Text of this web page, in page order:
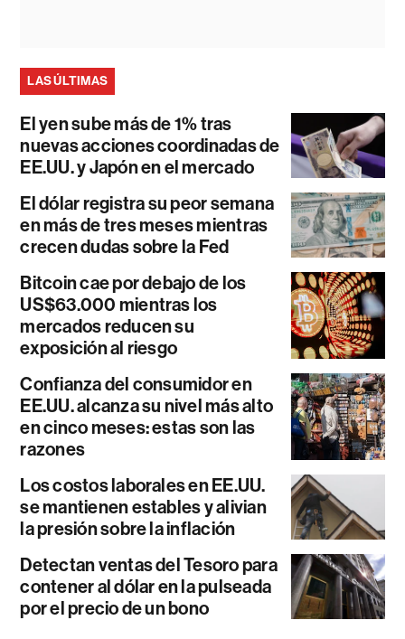
LAS ÚLTIMAS
El yen sube más de 1% tras
nuevas acciones coordinadas de
EE.UU. y Japón en el mercado
El dólar registra su peor semana
en más de tres meses mientras
crecen dudas sobre la Fed
Bitcoin cae por debajo de los
US$63.000 mientras los
mercados reducen su
exposición al riesgo
Confianza del consumidor en
EE.UU. alcanza su nivel más alto
en cinco meses: estas son las
razones
Los costos laborales en EE.UU.
se mantienen estables y alivian
la presión sobre la inflación
Detectan ventas del Tesoro para
contener al dólar en la pulseada
por el precio de un bono